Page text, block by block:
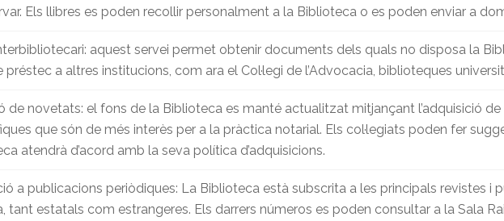
Els llibres es poden recollir personalment a la Biblioteca o es poden enviar a
aquest servei permet obtenir documents dels quals no disposa la
préstec a altres institucions, com ara el Col·legi de l’Advocacia, biblioteques
de novetats: el fons de la Biblioteca es manté actualitzat mitjançant l’adquisició
que són de més interès per a la pràctica notarial. Els col·legiats poden fer
atendrà d’acord amb la seva política d’adquisicions.
a publicacions periòdiques: La Biblioteca està subscrita a les principals revistes i
tant estatals com estrangeres. Els darrers números es poden consultar a la Sala